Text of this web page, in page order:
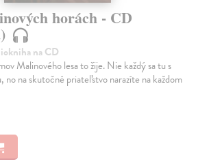
horách - CD
na CD
Malinového lesa to žije. Nie každý sa tu s
no na skutočné priateľstvo narazíte na každom